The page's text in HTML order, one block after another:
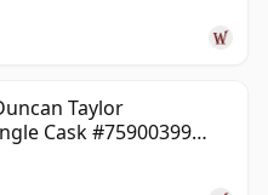
Taylor
Cask #75900399